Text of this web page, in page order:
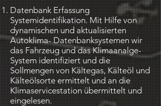
Datenbank Erfassung
Systemidentifikation. Mit Hilfe von
dynamischen und aktualisierten
Autoklima- Datenbanksystemen wir
das Fahrzeug und das Klimaanalge-
System identifiziert und die
Sollmengen von Kältegas, Kälteöl und
Kälteölsorte ermittelt und an die
Klimaservicestation übermittelt und
eingelesen.